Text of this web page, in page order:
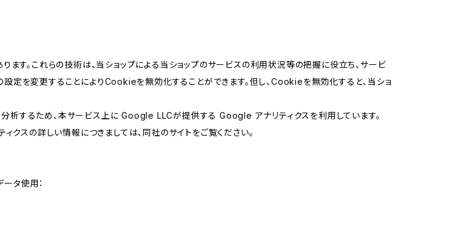
ます。これらの技術は、当ショップによる当ショップのサービスの利用状況等の把握に役立ち、サービ
定を変更することによりCookieを無効化することができます。但し、Cookieを無効化すると、当ショ
分析するため、本サービス上に Google LLCが提供する Google アナリティクスを利用しています。
スの詳しい情報につきましては、同社のサイトをご覧ください。
タ使用：